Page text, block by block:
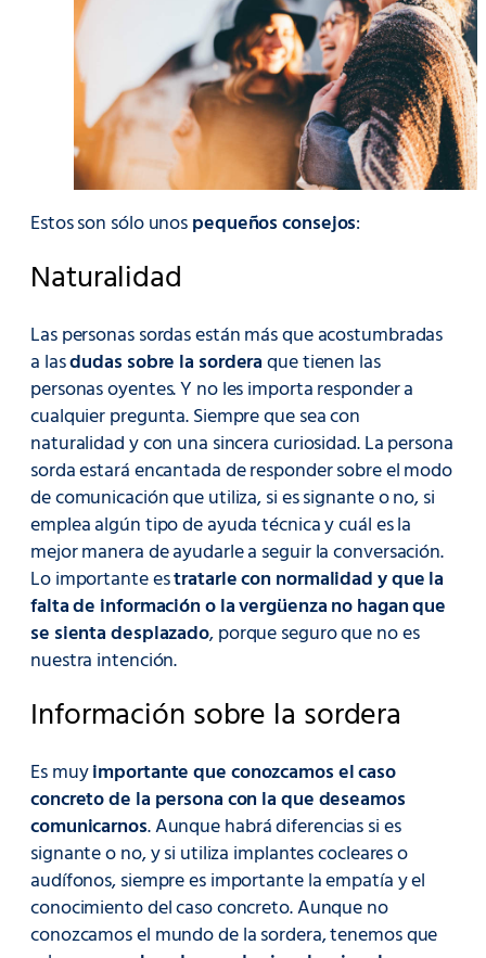
Estos son sólo unospequeños consejos:
Naturalidad
Las personas sordas están más que acostumbradas
a lasdudas sobre la sorderaque tienen las
personas oyentes. Y no les importa responder a
cualquier pregunta. Siempre que sea con
naturalidad y con una sincera curiosidad. La persona
sorda estará encantada de responder sobre el modo
de comunicación que utiliza, si es signante o no, si
emplea algún tipo de ayuda técnica y cuál es la
mejor manera de ayudarle a seguir la conversación.
Lo importante estratarle con normalidad y que la
falta de información o la vergüenza no hagan que
se sienta desplazado, porque seguro que no es
nuestra intención.
Información sobre la sordera
Es muyimportante que conozcamos el caso
concreto de la persona con la que deseamos
comunicarnos. Aunque habrá diferencias si es
signante o no, y si utiliza implantes cocleares o
audífonos, siempre es importante la empatía y el
conocimiento del caso concreto. Aunque no
conozcamos el mundo de la sordera, tenemos que